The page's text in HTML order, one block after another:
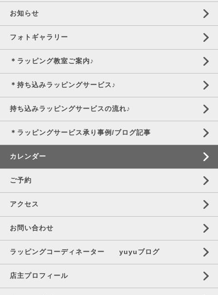
お知らせ
フォトギャラリー
＊ラッピング教室ご案内♪
＊持ち込みラッピングサービス♪
持ち込みラッピングサービスの流れ♪
＊ラッピングサービス承り事例/ブログ記事
カレンダー
ご予約
アクセス
お問い合わせ
ラッピングコーディネーター yuyuブログ
店主プロフィール